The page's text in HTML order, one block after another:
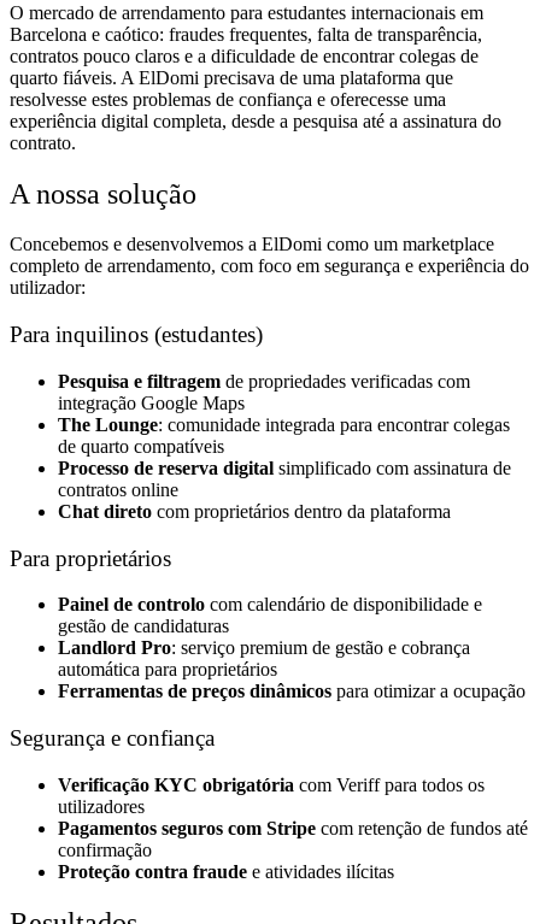
O mercado de arrendamento para estudantes internacionais em
Barcelona e caótico: fraudes frequentes, falta de transparência,
contratos pouco claros e a dificuldade de encontrar colegas de
quarto fiáveis. A ElDomi precisava de uma plataforma que
resolvesse estes problemas de confiança e oferecesse uma
experiência digital completa, desde a pesquisa até a assinatura do
contrato.
A nossa solução
Concebemos e desenvolvemos a ElDomi como um marketplace
completo de arrendamento, com foco em segurança e experiência do
utilizador:
Para inquilinos (estudantes)
Pesquisa e filtragem de propriedades verificadas com
integração Google Maps
The Lounge: comunidade integrada para encontrar colegas
de quarto compatíveis
Processo de reserva digital simplificado com assinatura de
contratos online
Chat direto com proprietários dentro da plataforma
Para proprietários
Painel de controlo com calendário de disponibilidade e
gestão de candidaturas
Landlord Pro: serviço premium de gestão e cobrança
automática para proprietários
Ferramentas de preços dinâmicos para otimizar a ocupação
Segurança e confiança
Verificação KYC obrigatória com Veriff para todos os
utilizadores
Pagamentos seguros com Stripe com retenção de fundos até
confirmação
Proteção contra fraude e atividades ilícitas